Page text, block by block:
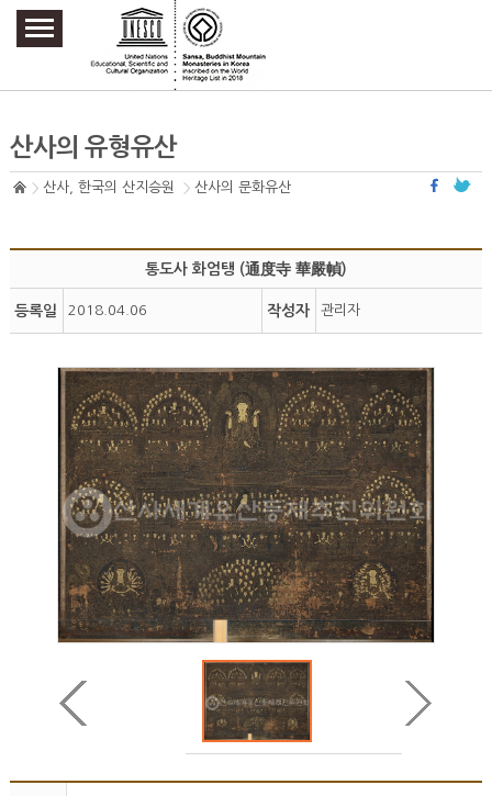
주요메뉴 바로가기
본문 바로가기
하단메뉴 바로가기
산사의 유형유산
산사, 한국의 산지승원 산사의 문화유산
통도사 화엄탱 (通度寺 華嚴幀)
등록일 2018.04.06 작성자 관리자